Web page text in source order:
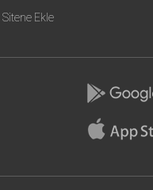
Sitene Ekle